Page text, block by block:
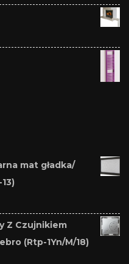
mat gładka/
Z Czujnikiem
(Rtp-1Yn/M/18)